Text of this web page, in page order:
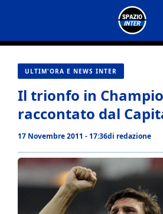
contenuto
ULTIM'ORA E NEWS INTER
Il trionfo in
raccontato dal
17 Novembre 2011 - 17:36di redazione